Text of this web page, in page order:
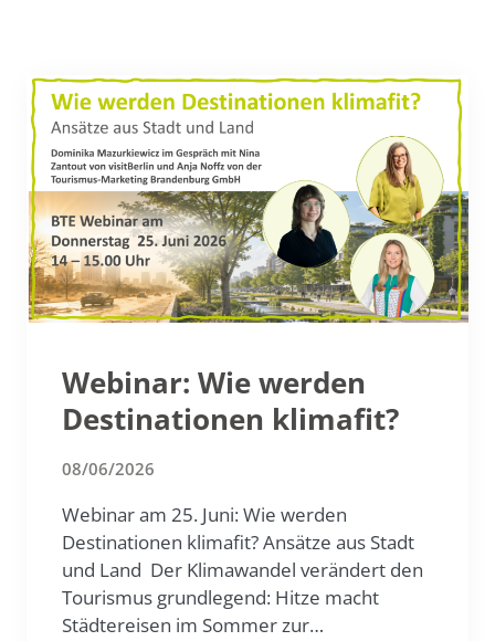
Webinar: Wie werden
Destinationen klimafit?
08/06/2026
Webinar am 25. Juni: Wie werden
Destinationen klimafit? Ansätze aus Stadt
und Land Der Klimawandel verändert den
Tourismus grundlegend: Hitze macht
Städtereisen im Sommer zur…